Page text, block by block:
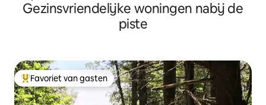
Gezinsvriendelijke woningen nabij de
piste
Topfavoriet van gasten
Favoriet van gasten